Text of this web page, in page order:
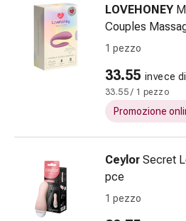
sangue
Disturbi
cardiaci
nervosi
Disturbi
della
memoria
della
concentrazione
Allergie
e
LOVEHONEY
Couples
1 pezzo
33.55 invece
33.55 / 1 pezzo
Promozione
Ceylor Secret
pce
1 pezzo